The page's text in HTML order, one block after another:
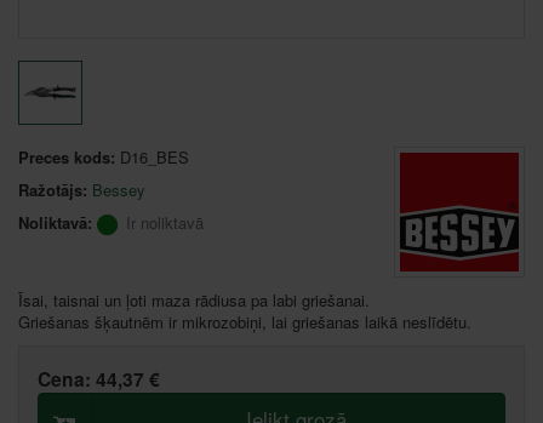
Preces kods: D16_BES
Ražotājs: Bessey
Noliktavā:
Ir noliktavā
Īsai, taisnai un ļoti maza rādiusa pa labi griešanai.
Griešanas šķautnēm ir mikrozobiņi, lai griešanas laikā neslīdētu.
Cena: 44,37 €